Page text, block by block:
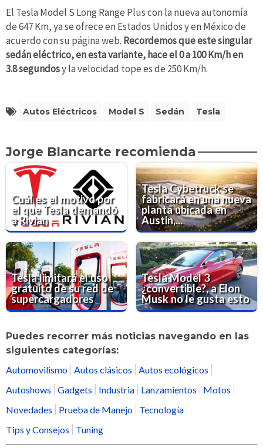
El Tesla Model S Long Range Plus con la nueva autonomía
de 647 Km, ya se ofrece en Estados Unidos y en México de
acuerdo con su página web. Recordemos que este singular
sedán eléctrico, en esta variante, hace el 0 a 100 Km/h en
3.8 segundosy la velocidad tope es de 250 Km/h.
Autos Eléctricos Model S Sedán Tesla
Jorge Blancarte recomienda
Cuál es el motivo por
el que Tesla demandó
a Rivian
Tesla Cybetruck se
fabricará en una nueva
planta ubicada en
Austin,...
Tesla limitará el uso
gratuito de su red de
supercargadores
Tesla Model 3
¿convertible?, a Elon
Musk no le gusta esto
Puedes recorrer más noticias navegando en las
siguientes categorías:
Automovilismo
Autos clásicos
Autos ecológicos
Autoshows
Gadgets Industria Lanzamientos
Motos
Novedades
Prueba de Manejo
Tecnología
Tips y Consejos
Tuning